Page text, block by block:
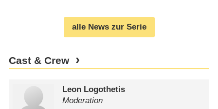
alle News zur Serie
Cast & Crew
Leon Logothetis
Moderation